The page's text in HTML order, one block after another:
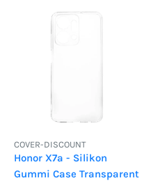
zum
Preis
COVER-DISCOUNT
Honor X7a - Silikon
Gummi Case Transparent